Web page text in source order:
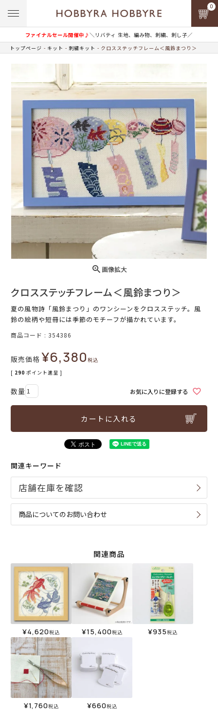
ファイナルセール開催中♪＼リバティ 生地、編み物、刺繍、刺し子／
0
トップページ キット 刺繍キット クロスステッチフレーム＜風鈴まつり＞
画像拡大
クロスステッチフレーム＜風鈴まつり＞
夏の風物詩「風鈴まつり」のワンシーンをクロスステッチ。風
鈴の絵柄や短冊には季節のモチーフが描かれています。
商品コード 354386
販売価格 ¥6,380税込
[ 290 ポイント進呈 ]
お気に入りに登録する
カートに入れる
関連キーワード
商品についてのお問い合わせ
関連商品
¥4,620税込 ¥15,400税込 ¥935税込
¥1,760税込 ¥660税込